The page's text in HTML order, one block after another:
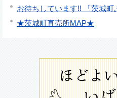
お待ちしています!! 「茨城町
★茨城町直売所MAP★